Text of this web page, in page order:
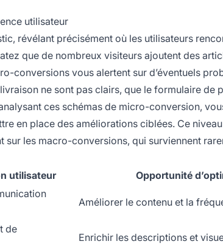
utilisateur
révélant précisément où les utilisateurs
que de nombreux visiteurs ajoutent des
conversions vous alertent sur d’éventuels
ne sont pas clairs, que le formulaire de
ces schémas de micro-conversion,
en place des améliorations ciblées. Ce
les macro-conversions, qui surviennent
utilisateur Opportunité
Améliorer le contenu et la
de
Enrichir les descriptions et